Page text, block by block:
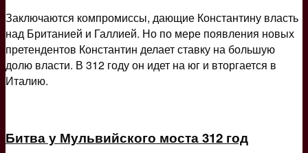
Заключаются компромиссы, дающие Константину власть
над Британией и Галлией. Но по мере появления новых
претендентов Константин делает ставку на большую
долю власти. В 312 году он идет на юг и вторгается в
Италию.
Битва у Мульвийского моста 312 год